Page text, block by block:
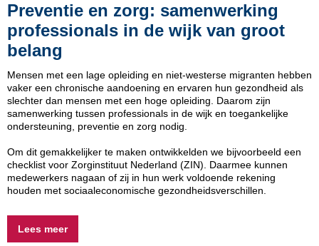
Preventie en zorg: samenwerking
professionals in de wijk van groot
belang
Mensen met een lage opleiding en niet-westerse migranten hebben
vaker een chronische aandoening en ervaren hun gezondheid als
slechter dan mensen met een hoge opleiding. Daarom zijn
samenwerking tussen professionals in de wijk en toegankelijke
ondersteuning, preventie en zorg nodig.
Om dit gemakkelijker te maken ontwikkelden we bijvoorbeeld een
checklist voor Zorginstituut Nederland (ZIN). Daarmee kunnen
medewerkers nagaan of zij in hun werk voldoende rekening
houden met sociaaleconomische gezondheidsverschillen.
Lees meer